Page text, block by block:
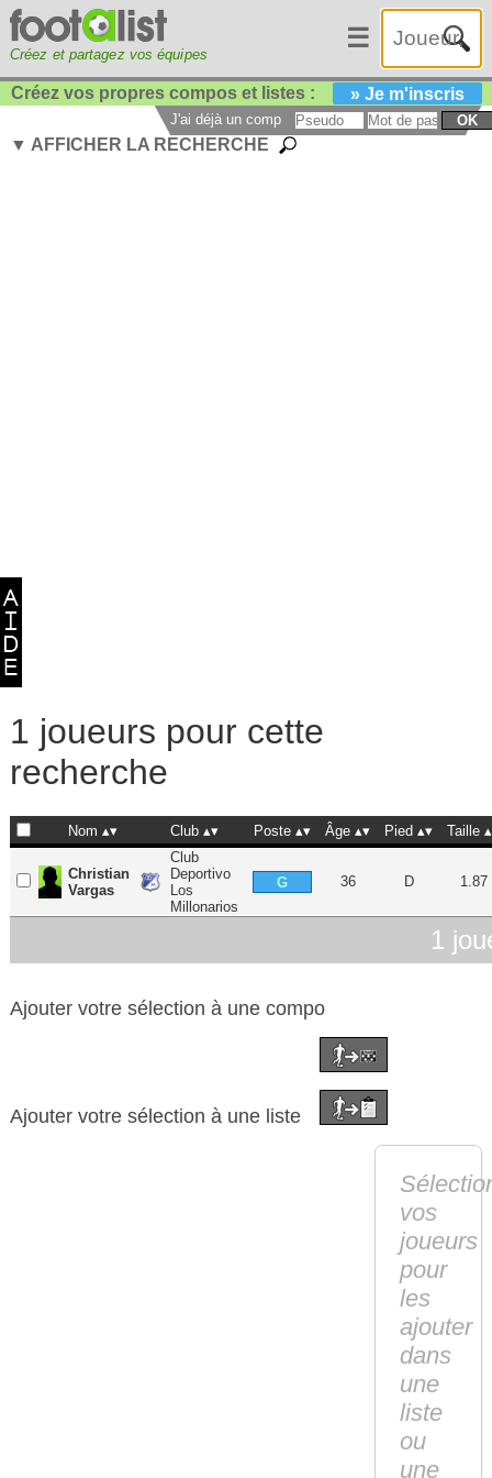
Créez et partagez vos équipes
☰
Créez vos propres compos et listes : » Je m'inscris
J'ai déjà un compte : OK
▼ AFFICHER LA RECHERCHE
1 joueurs pour cette
recherche
Nom Club Poste Âge Pied Taille
Christian
Vargas
Club
Deportivo
Los
Millonarios
G 36 D 1.87
1
Ajouter votre sélection à une compo
Ajouter votre sélection à une liste
vos
joueurs
pour
les
ajouter
dans
une
liste
ou
une